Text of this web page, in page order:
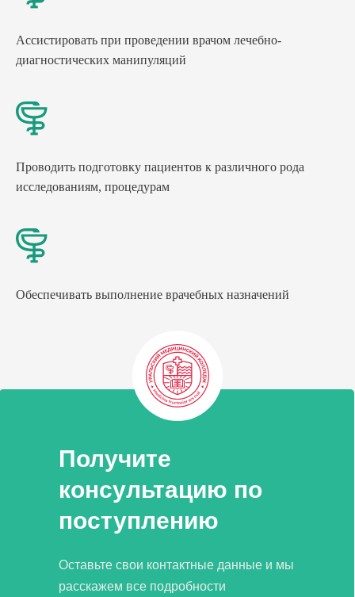
Ассистировать при проведении врачом лечебно-
диагностических манипуляций
Проводить подготовку пациентов к различного рода
исследованиям, процедурам
Обеспечивать выполнение врачебных назначений
Получите
консультацию по
поступлению
Оставьте свои контактные данные и мы
расскажем все подробности